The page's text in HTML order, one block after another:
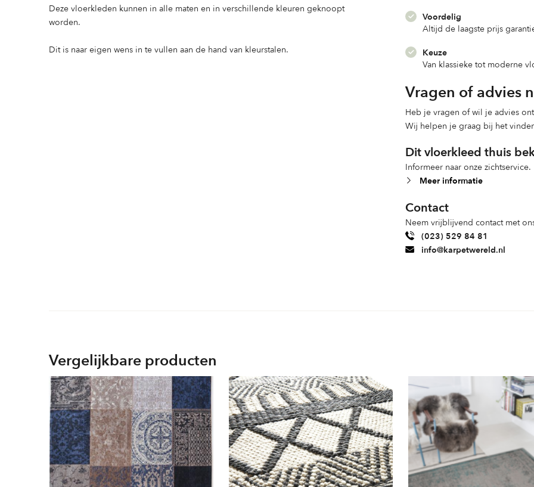
Deze vloerkleden kunnen in alle maten en in verschillende kleuren geknoopt
worden.
Dit is naar eigen wens in te vullen aan de hand van kleurstalen.
Voordelig
Altijd de laagste prijs
Keuze
Van klassieke tot moderne
Vragen of advies
Heb je vragen of wil je advies
Wij helpen je graag bij het
Dit vloerkleed thuis
Informeer naar onze zichtservice.
Meer informatie
Contact
Neem vrijblijvend contact met
(023) 529 84 81
info@karpetwereld.nl
Vergelijkbare producten